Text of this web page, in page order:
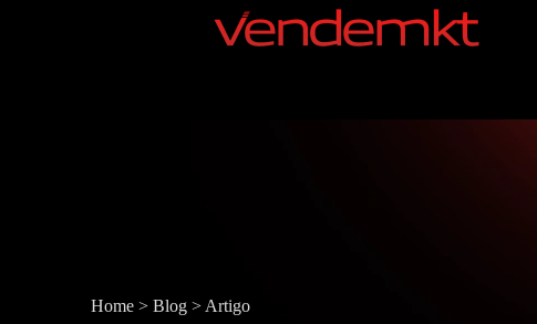
Home > Blog > Artigo